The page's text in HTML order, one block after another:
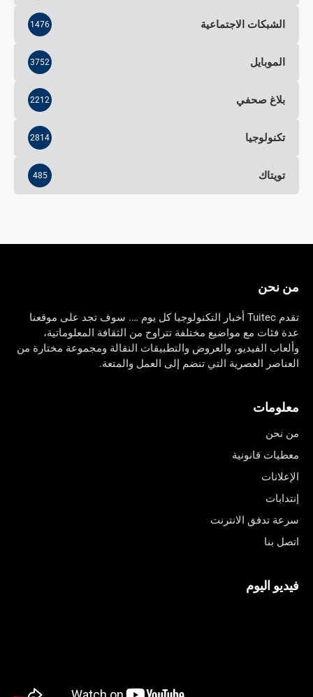
الشبكات الاجتماعية 1476
الموبايل 3752
بلاغ صحفي 2212
تكنولوجيا 2814
تويتاك 485
من نحن
تقدم Tuitec أخبار التكنولوجيا كل يوم …. سوف تجد على موقعنا
عدة فئات مع مواضيع مختلفة تتراوح من الثقافة المعلوماتية،
وألعاب الفيديو، والعروض والتطبيقات النقالة ومجموعة مختارة من
العناصر العصرية التي تنضم إلى العمل والمتعة.
معلومات
من نحن
معطيات قانونية
الإعلانات
إنتدابات
سرعة تدفق الانترنت
اتصل بنا
فيديو اليوم